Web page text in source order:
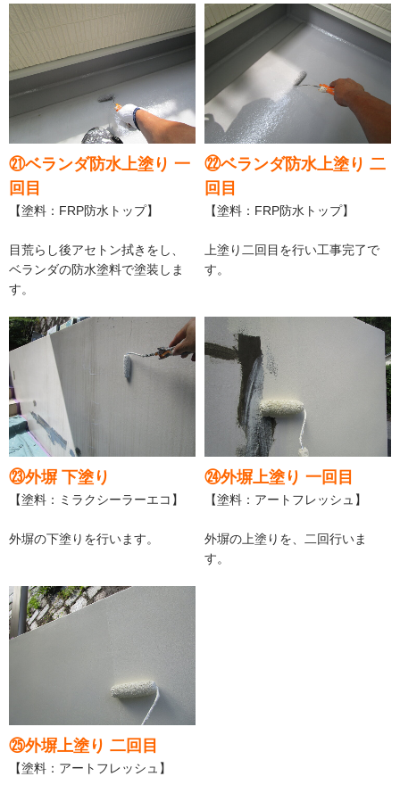
㉑ベランダ防水上塗り 一
回目
【塗料：FRP防水トップ】
目荒らし後アセトン拭きをし、
ベランダの防水塗料で塗装しま
す。
㉒ベランダ防水上塗り 二
回目
【塗料：FRP防水トップ】
上塗り二回目を行い工事完了で
す。
㉓外塀 下塗り
【塗料：ミラクシーラーエコ】
外塀の下塗りを行います。
㉔外塀上塗り 一回目
【塗料：アートフレッシュ】
外塀の上塗りを、二回行いま
す。
㉕外塀上塗り 二回目
【塗料：アートフレッシュ】